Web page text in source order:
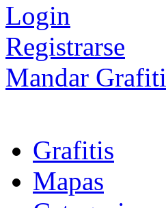
Login
Registrarse
Mandar Grafiti
Grafitis
Mapas